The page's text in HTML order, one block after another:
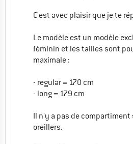
C'est avec plaisir que je te
Le modèle est un modèle
féminin et les tailles sont
maximale :
- regular = 170 cm
- long = 179 cm
Il n'y a pas de compartiment
oreillers.